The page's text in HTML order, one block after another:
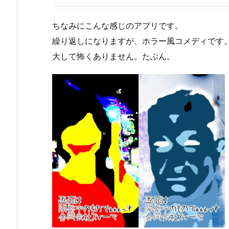
ちなみにこんな感じのアプリです。
繰り返しになりますが、ホラー風コメディです
大して怖くありません。たぶん。